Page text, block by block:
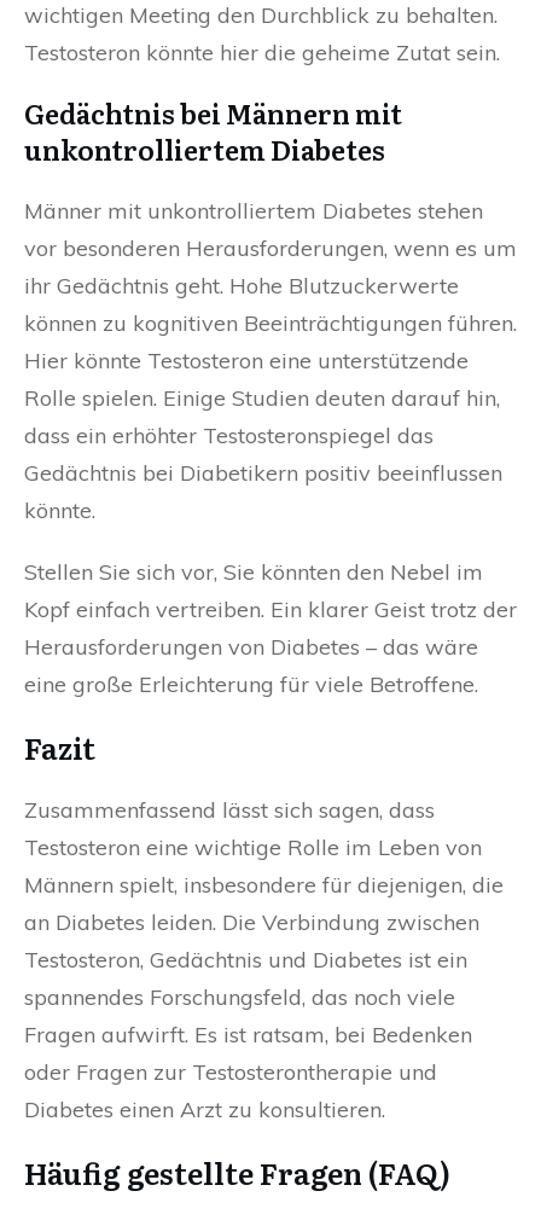
wichtigen Meeting den Durchblick zu behalten.
Testosteron könnte hier die geheime Zutat sein.
Gedächtnis bei Männern mit
unkontrolliertem Diabetes
Männer mit unkontrolliertem Diabetes stehen
vor besonderen Herausforderungen, wenn es um
ihr Gedächtnis geht. Hohe Blutzuckerwerte
können zu kognitiven Beeinträchtigungen führen.
Hier könnte Testosteron eine unterstützende
Rolle spielen. Einige Studien deuten darauf hin,
dass ein erhöhter Testosteronspiegel das
Gedächtnis bei Diabetikern positiv beeinflussen
könnte.
Stellen Sie sich vor, Sie könnten den Nebel im
Kopf einfach vertreiben. Ein klarer Geist trotz der
Herausforderungen von Diabetes – das wäre
eine große Erleichterung für viele Betroffene.
Fazit
Zusammenfassend lässt sich sagen, dass
Testosteron eine wichtige Rolle im Leben von
Männern spielt, insbesondere für diejenigen, die
an Diabetes leiden. Die Verbindung zwischen
Testosteron, Gedächtnis und Diabetes ist ein
spannendes Forschungsfeld, das noch viele
Fragen aufwirft. Es ist ratsam, bei Bedenken
oder Fragen zur Testosterontherapie und
Diabetes einen Arzt zu konsultieren.
Häufig gestellte Fragen (FAQ)